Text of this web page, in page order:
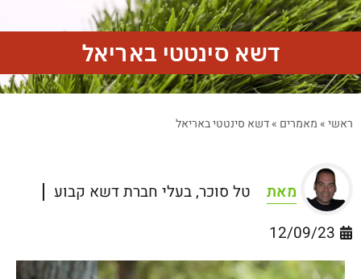
דשא סינטטי באריאל
ראשי»מאמרים »דשא סינטטי באריאל
מאת
טל סוכר, בעלי חברת דשא קבוע
12/09/23